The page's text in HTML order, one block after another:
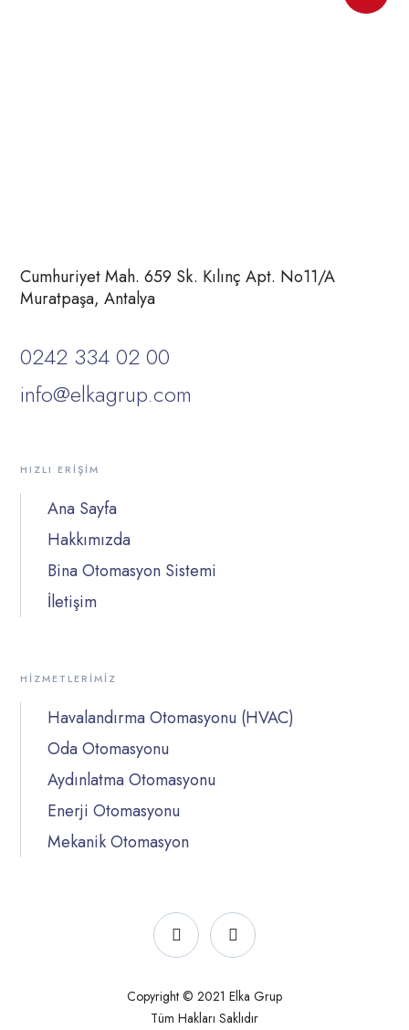
Cumhuriyet Mah. 659 Sk. Kılınç Apt. No11/A
Muratpaşa, Antalya
0242 334 02 00
info@elkagrup.com
HIZLI ERIŞIM
Ana Sayfa
Hakkımızda
Bina Otomasyon Sistemi
İletişim
HIZMETLERIMIZ
Havalandırma Otomasyonu (HVAC)
Oda Otomasyonu
Aydınlatma Otomasyonu
Enerji Otomasyonu
Mekanik Otomasyon
Copyright © 2021 Elka Grup
Tüm Hakları Saklıdır